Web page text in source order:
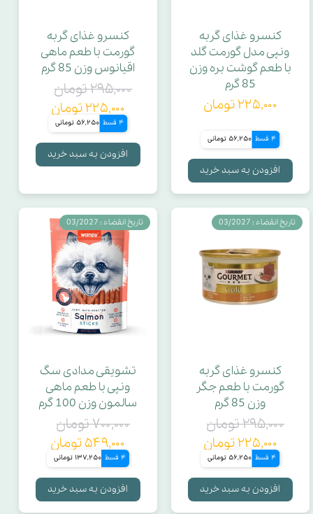
کنسرو غذای گربه
ونپی مدل گورمت گلد
با طعم گوشت بره وزن
85 گرم
۲۲۵,۰۰۰ تومان
4 قسط 56,250 تومانی
افزودن به سبد خرید
کنسرو غذای گربه
گورمت با طعم ماهی
اقیانوس وزن 85 گرم
۲۹۵,۰۰۰ تومان
۲۲۵,۰۰۰ تومان
4 قسط 56,250 تومانی
افزودن به سبد خرید
کنسرو غذای گربه
گورمت با طعم جگر
وزن 85 گرم
۲۹۵,۰۰۰ تومان
۲۲۵,۰۰۰ تومان
4 قسط 56,250 تومانی
افزودن به سبد خرید
تاریخ انقضاء : 03/2027
تشویقی مدادی سگ
ونپی با طعم ماهی
سالمون وزن 100 گرم
۷۰۰,۰۰۰ تومان
۵۴۹,۰۰۰ تومان
4 قسط 137,250 تومانی
افزودن به سبد خرید
تاریخ انقضاء : 03/2027